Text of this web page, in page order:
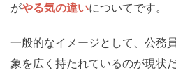
がやる気の違いについてです。
一般的なイメージとして、公務
象を広く持たれているのが現状